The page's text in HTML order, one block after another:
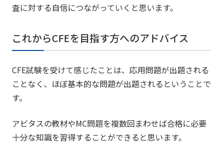
査に対する自信につながっていくと思います。
これからCFEを目指す方へのアドバイス
CFE試験を受けて感じたことは、応用問題が出題される
ことなく、ほぼ基本的な問題が出題されるということで
す。
アビタスの教材やMC問題を複数回まわせば合格に必要
十分な知識を習得することができると思います。